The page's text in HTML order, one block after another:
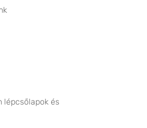
lépcsőlapok és